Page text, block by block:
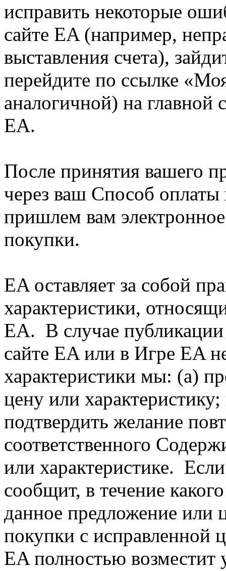
исправить некоторые
сайте EA (например,
выставления счета),
перейдите по ссылке
аналогичной) на
EA.
После принятия вашего
через ваш Способ оплаты
пришлем вам
покупки.
EA оставляет за собой
характеристики,
EA. В случае
сайте EA или в Игре EA
характеристики мы: (а)
цену или
подтвердить желание
соответственного
или характеристике.
сообщит, в течение
данное предложение или
покупки с исправленной
EA полностью